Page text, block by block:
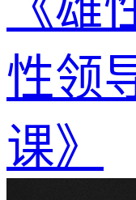
性领
课》